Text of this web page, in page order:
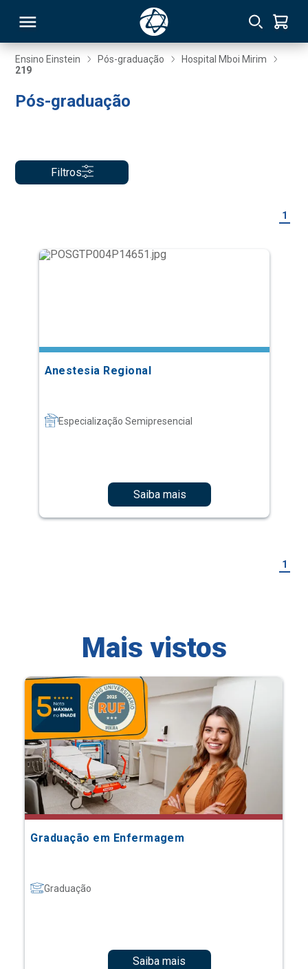
Ensino Einstein Pós-graduação
Hospital Mboi Mirim
219
Pós-graduação
Filtros
1
Anestesia Regional
Especialização Semipresencial
Saiba mais
1
Mais vistos
Graduação em Enfermagem
Graduação
Saiba mais